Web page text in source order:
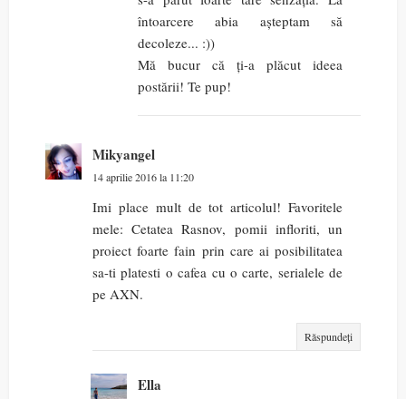
întoarcere abia așteptam să
decoleze... :))
Mă bucur că ți-a plăcut ideea
postării! Te pup!
Mikyangel
14 aprilie 2016 la 11:20
Imi place mult de tot articolul! Favoritele
mele: Cetatea Rasnov, pomii infloriti, un
proiect foarte fain prin care ai posibilitatea
sa-ti platesti o cafea cu o carte, serialele de
pe AXN.
Răspundeți
Ella